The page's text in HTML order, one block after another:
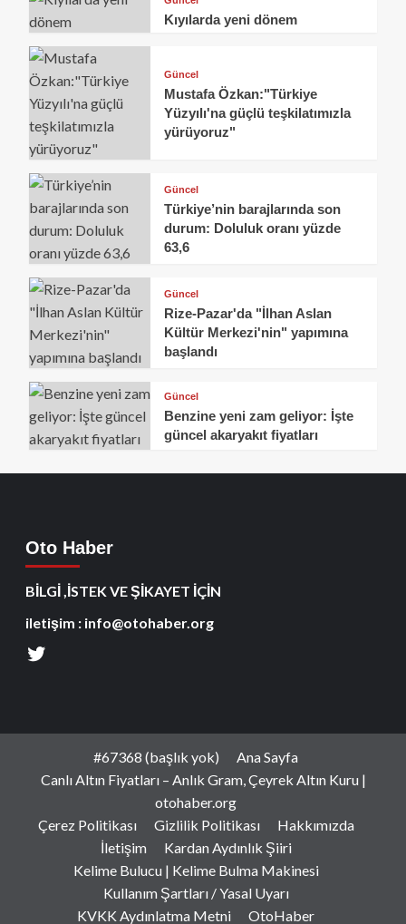
Kıyılarda yeni dönem
Güncel
Mustafa Özkan:"Türkiye
Yüzyılı'na güçlü teşkilatımızla
yürüyoruz"
Güncel
Türkiye’nin barajlarında son
durum: Doluluk oranı yüzde
63,6
Güncel
Rize-Pazar'da "İlhan Aslan
Kültür Merkezi'nin" yapımına
başlandı
Güncel
Benzine yeni zam geliyor: İşte
güncel akaryakıt fiyatları
Oto Haber
BİLGİ ,İSTEK VE ŞİKAYET İÇİN
iletişim : info@otohaber.org
#67368 (başlık yok)
Ana Sayfa
Canlı Altın Fiyatları – Anlık Gram, Çeyrek Altın Kuru |
otohaber.org
Çerez Politikası
Gizlilik Politikası
Hakkımızda
İletişim
Kardan Aydınlık Şiiri
Kelime Bulucu | Kelime Bulma Makinesi
Kullanım Şartları / Yasal Uyarı
KVKK Aydınlatma Metni
OtoHaber